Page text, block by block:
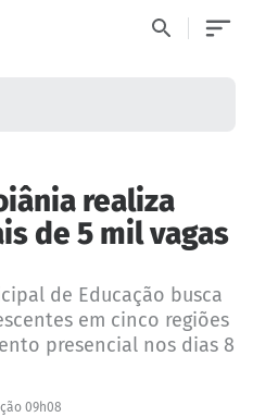
realiza
de 5 mil vagas
de Educação busca
em cinco regiões
presencial nos dias 8
09h08